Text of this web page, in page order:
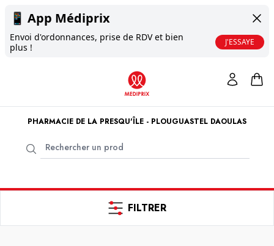
📱 App Médiprix
Envoi d'ordonnances, prise de RDV et bien
plus !
J'ESSAYE
PHARMACIE DE LA PRESQU'ÎLE - PLOUGUASTEL DAOULAS
FILTRER